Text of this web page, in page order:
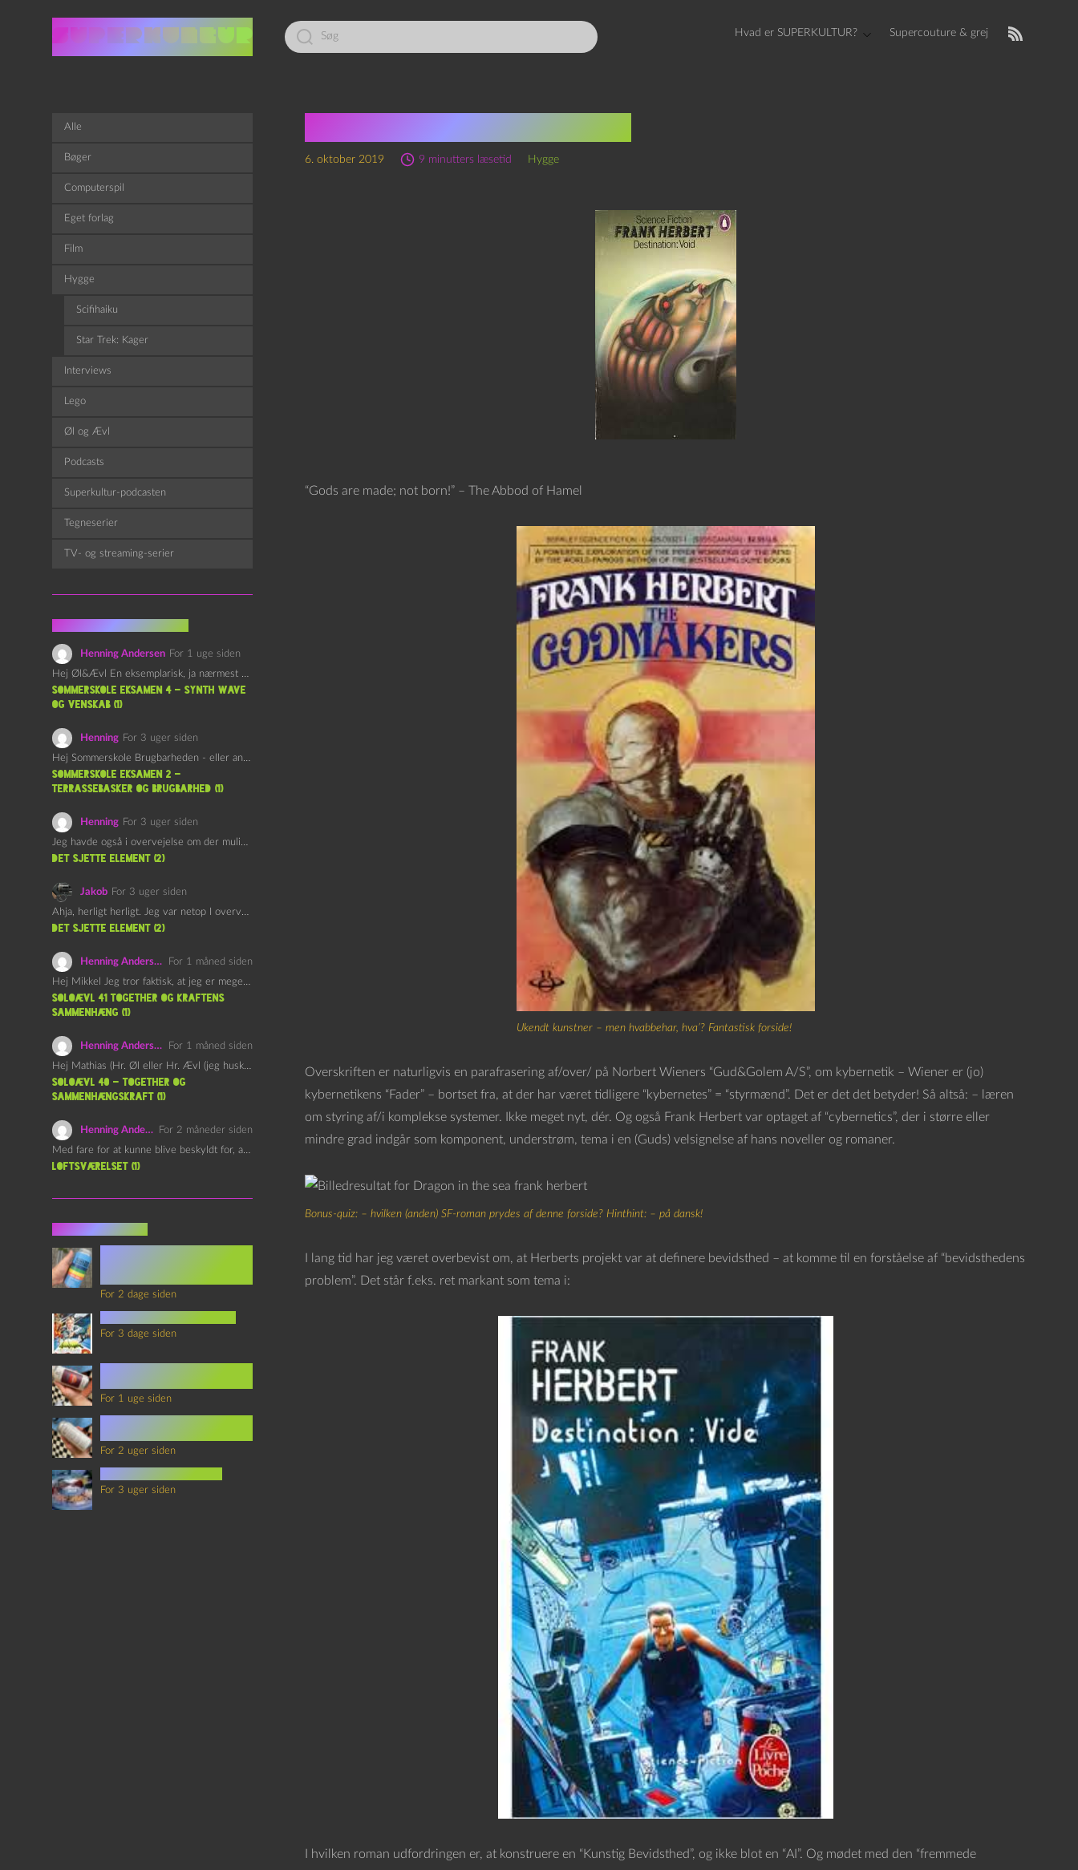
Led
efter:
Hvad er SUPERKULTUR? Supercouture & grej
6. oktober 2019 9 minutters læsetid Hygge
“Gods are made; not born!” – The Abbod of Hamel
Ukendt kunstner – men hvabbehar, hva’? Fantastisk forside!
Overskriften er naturligvis en parafrasering af/over/ på Norbert Wieners “Gud&Golem A/S”, om kybernetik – Wiener er (jo)
kybernetikens “Fader” – bortset fra, at der har været tidligere “kybernetes” = “styrmænd”. Det er det det betyder! Så altså: – læren
om styring af/i komplekse systemer. Ikke meget nyt, dér. Og også Frank Herbert var optaget af “cybernetics”, der i større eller
mindre grad indgår som komponent, understrøm, tema i en (Guds) velsignelse af hans noveller og romaner.
Bonus-quiz: – hvilken (anden) SF-roman prydes af denne forside? Hinthint: – på dansk!
I lang tid har jeg været overbevist om, at Herberts projekt var at definere bevidsthed – at komme til en forståelse af “bevidsthedens
problem”. Det står f.eks. ret markant som tema i:
I hvilken roman udfordringen er, at konstruere en “Kunstig Bevidsthed”, og ikke blot en “AI”. Og mødet med den “fremmede
Alle
Bøger
Computerspil
Eget forlag
Film
Hygge
Scifihaiku
Star Trek: Kager
Interviews
Lego
Øl og Ævl
Podcasts
Superkultur-podcasten
Tegneserier
TV- og streaming-serier
Henning Andersen For 1 uge siden
Hej Øl&Ævl En eksemplarisk, ja nærmest yndefuld, afslutning på SOMMERSKOLEN.…
Sommerskole Eksamen 4 – Synth Wave
og Venskab (1)
Henning For 3 uger siden
Hej Sommerskole Brugbarheden - eller anvendeligheden - af "Øl&Ævl" er…
Sommerskole Eksamen 2 –
Terrassebasker og Brugbarhed (1)
Henning For 3 uger siden
Jeg havde også i overvejelse om der muligvis kunne være…
det sjette element (2)
Jakob For 3 uger siden
Ahja, herligt herligt. Jeg var netop I overvejelser om at…
det sjette element (2)
Henning Andersen
For 1 måned siden
Hej Mikkel Jeg tror faktisk, at jeg er meget enig…
Soloævl 41 Together og Kraftens
Sammenhæng (1)
Henning Andersen
For 1 måned siden
Hej Mathias (Hr. Øl eller Hr. Ævl (jeg husker ikke…
Soloævl 40 – Together og
sammenhængskraft (1)
Henning Andersen
For 2 måneder siden
Med fare for at kunne blive beskyldt for, at være…
Loftsværelset (1)
For 2 dage siden
For 3 dage siden
For 1 uge siden
For 2 uger siden
For 3 uger siden